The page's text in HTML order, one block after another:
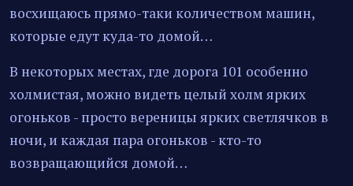
восхищаюсь прямо-таки количеством машин,
которые едут куда-то домой…
В некоторых местах, где дорога 101 особенно
холмистая, можно видеть целый холм ярких
огоньков - просто вереницы ярких светлячков в
ночи, и каждая пара огоньков - кто-то
возвращающийся домой…